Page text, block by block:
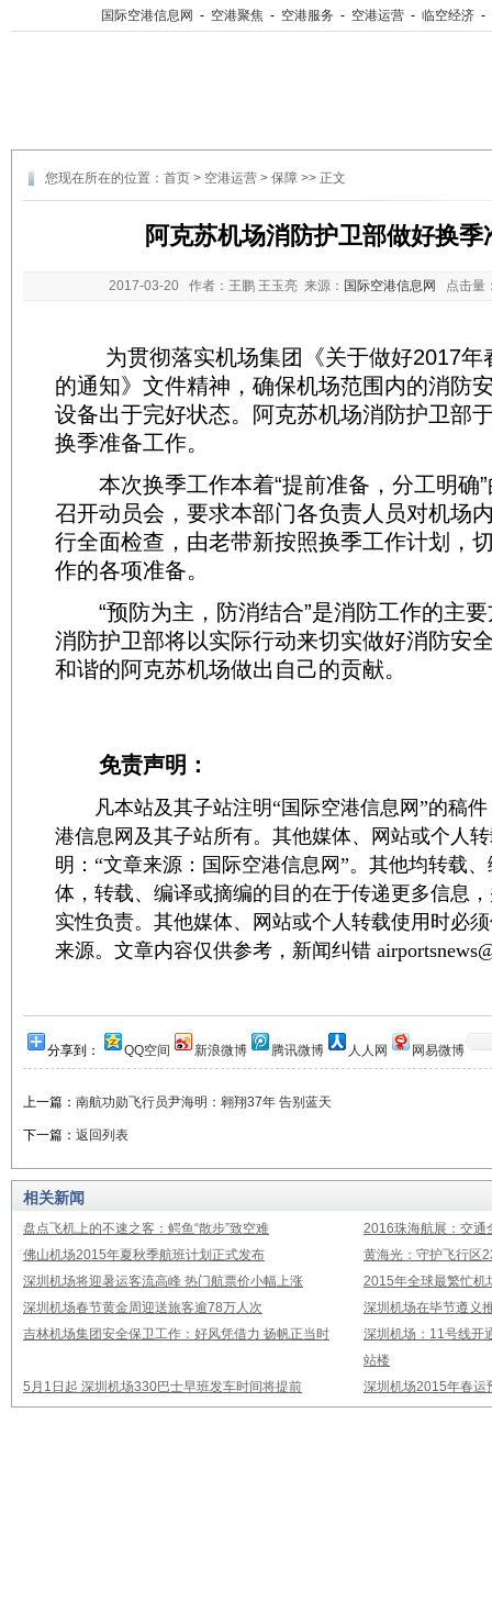
国际空港信息网 - 空港聚焦 - 空港服务 - 空港运营 - 临空经济 -
您现在所在的位置： 首页 > 空港运营 > 保障 >> 正文
阿克苏机场消防护卫部做好换季
2017-03-20 作者：王鹏 王玉亮 来源： 国际空港信息网 点击量
为贯彻落实机场集团《关于做好2017年
的通知》文件精神，确保机场范围内的消防
设备出于完好状态。阿克苏机场消防护卫部
换季准备工作。
本次换季工作本着“提前准备，分工明确”
召开动员会，要求本部门各负责人员对机场
行全面检查，由老带新按照换季工作计划，
作的各项准备。
“预防为主，防消结合”是消防工作的主要
消防护卫部将以实际行动来切实做好消防安
和谐的阿克苏机场做出自己的贡献。
免责声明：
凡本站及其子站注明“国际空港信息网”的稿件
港信息网及其子站所有。其他媒体、网站或个人
明：“文章来源：国际空港信息网”。其他均转载
体，转载、编译或摘编的目的在于传递更多信息
实性负责。其他媒体、网站或个人转载使用时必
来源。文章内容仅供参考，新闻纠错
分享到： QQ空间 新浪微博 腾讯微博 人人网 网易微博
上一篇： 南航功勋飞行员尹海明：翱翔37年 告别蓝天
下一篇： 返回列表
相关新闻
盘点飞机上的不速之客：鳄鱼“散步”致空难
2016珠海航展：交通
佛山机场2015年夏秋季航班计划正式发布
黄海光：守护飞行区
深圳机场将迎暑运客流高峰 热门航票价小幅上涨
2015年全球最繁忙机
深圳机场春节黄金周迎送旅客逾78万人次
深圳机场在毕节遵义
吉林机场集团安全保卫工作：好风凭借力 扬帆正当时
深圳机场：11号线开
站楼
5月1日起 深圳机场330巴士早班发车时间将提前
深圳机场2015年春运